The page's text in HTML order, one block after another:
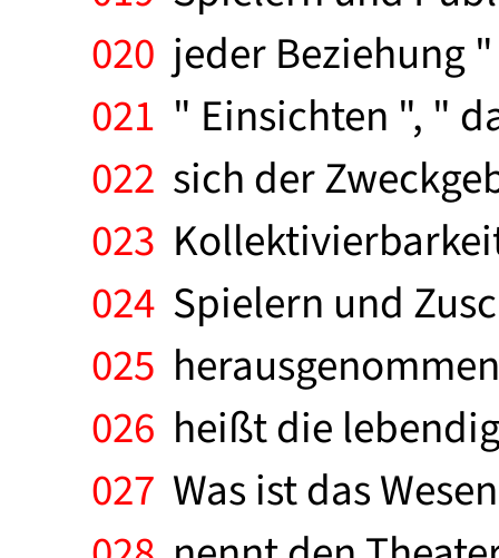
020 jeder Beziehung
021 " Einsichten ", "
022 sich der
023
024 Spielern und
025
026 heißt die
027 Was ist das